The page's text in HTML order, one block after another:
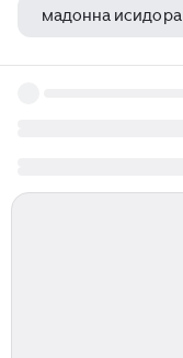
мадонна исидора